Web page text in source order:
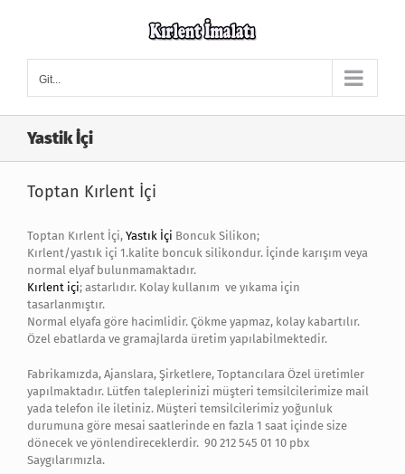
Git...
Yastik İçi
Toptan Kırlent İçi
Toptan Kırlent İçi, Yastık İçi Boncuk Silikon;
Kırlent/yastık içi 1.kalite boncuk silikondur. İçinde karışım veya
normal elyaf bulunmamaktadır.
Kırlent içi; astarlıdır. Kolay kullanım ve yıkama için
tasarlanmıştır.
Normal elyafa göre hacimlidir. Çökme yapmaz, kolay kabartılır.
Özel ebatlarda ve gramajlarda üretim yapılabilmektedir.
Fabrikamızda, Ajanslara, Şirketlere, Toptancılara Özel üretimler
yapılmaktadır. Lütfen taleplerinizi müşteri temsilcilerimize mail
yada telefon ile iletiniz. Müşteri temsilcilerimiz yoğunluk
durumuna göre mesai saatlerinde en fazla 1 saat içinde size
dönecek ve yönlendireceklerdir. 90 212 545 01 10 pbx
Saygılarımızla.